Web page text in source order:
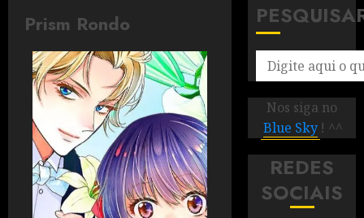
Prism Rondo
Nos siga no
Blue Sky ! ^^
REDES
SOCIAIS